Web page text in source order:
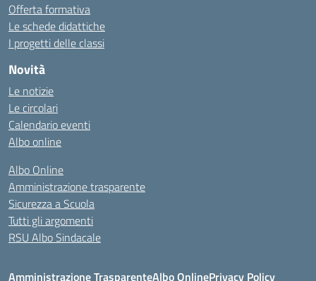
Offerta formativa
Le schede didattiche
I progetti delle classi
Novità
Le notizie
Le circolari
Calendario eventi
Albo online
Albo Online
Amministrazione trasparente
Sicurezza a Scuola
Tutti gli argomenti
RSU Albo Sindacale
Amministrazione TrasparenteAlbo OnlinePrivacy Policy